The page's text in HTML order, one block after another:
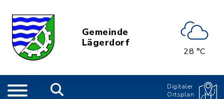
Gemeinde
Lägerdorf
28 °C
Digitaler
Ortsplan